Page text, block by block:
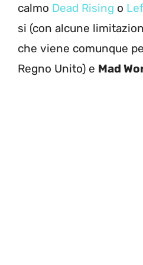
calmo Dead Rising o
si (con alcune
che viene comunque
Regno Unito) e Mad